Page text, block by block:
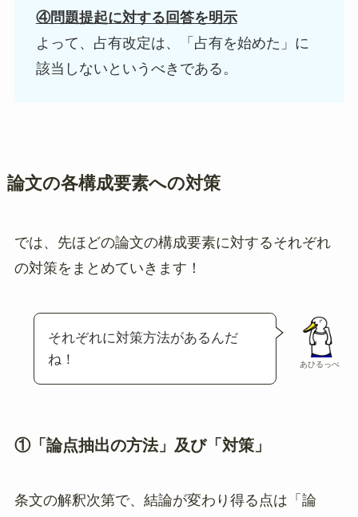
④問題提起に対する回答を明示
よって、占有改定は、「占有を始めた」に
該当しないというべきである。
論文の各構成要素への対策
では、先ほどの論文の構成要素に対するそれぞれ
の対策をまとめていきます！
あひるっぺ
それぞれに対策方法があるんだ
ね！
①「論点抽出の方法」及び「対策」
条文の解釈次第で、結論が変わり得る点は「論